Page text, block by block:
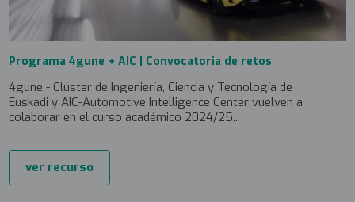
Programa 4gune + AIC | Convocatoria de retos
4gune - Clúster de Ingeniería, Ciencia y Tecnología de
Euskadi y AIC-Automotive Intelligence Center vuelven a
colaborar en el curso académico 2024/25...
ver recurso